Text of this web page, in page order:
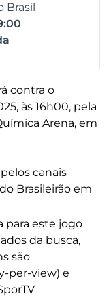
Brasil
contra o
às 16h00, pela
Arena, em
canais
Brasileirão em
para este jogo
da busca,
são
per-view) e